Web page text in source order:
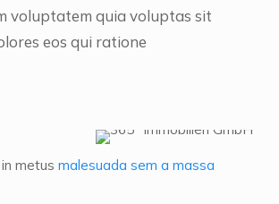
voluptatem quia voluptas sit
eos qui ratione
metus malesuada sem a massa